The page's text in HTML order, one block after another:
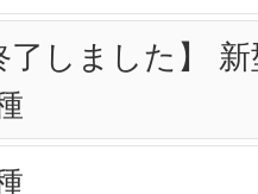
了しました】